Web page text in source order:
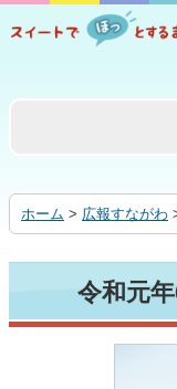
る
ホーム > 広報すながわ
令和元